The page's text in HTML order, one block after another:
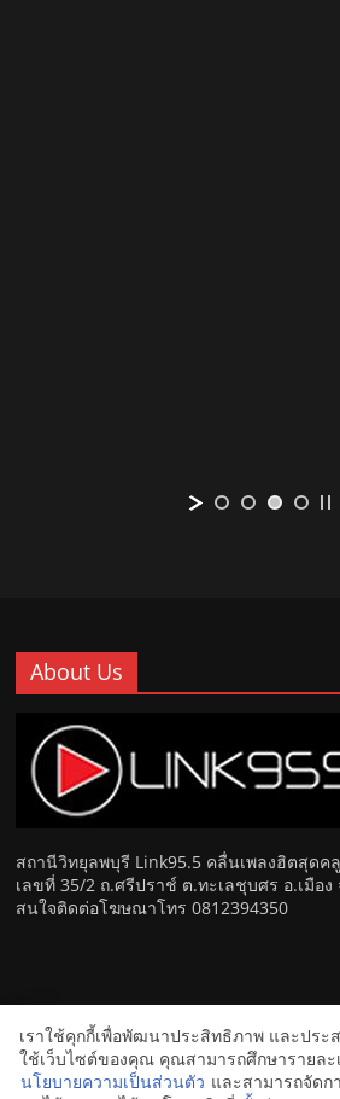
About Us
สถานีวิทยุลพบุรี Link95.5 คลื่นเพลงฮิตสุดคลู
เลขที่ 35/2 ถ.ศรีปราช์ ต.ทะเลชุบศร อ.เมือง
สนใจติดต่อโฆษณาโทร 0812394350
Copyright © 2026Link 95.5 คลื่นเพลง
ลพบุรี . All rights
เราใช้คุกกี้เพื่อพัฒนาประสิทธิภาพ และประ
ใช้เว็บไซต์ของคุณ คุณสามารถศึกษารายละ
นโยบายความเป็นส่วนตัว และสามารถจัดก